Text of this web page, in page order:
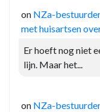
on NZa-
met huisartsen
Er hoeft nog niet
lijn. Maar het...
on NZa-